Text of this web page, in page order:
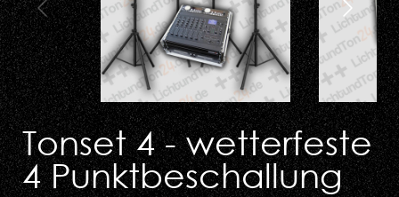
Tonset 4 - wetterfeste
4 Punktbeschallung